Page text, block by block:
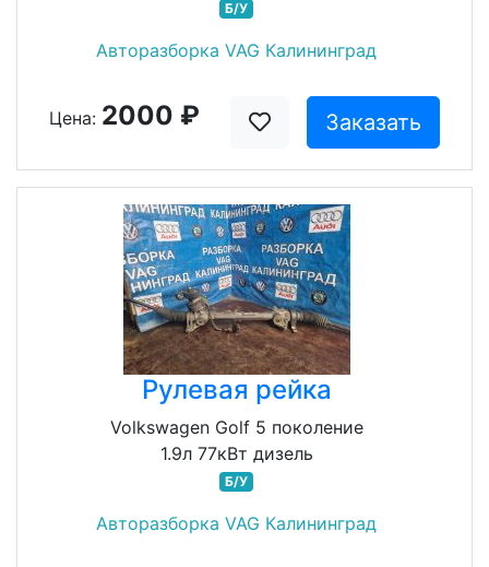
Б/У
Авторазборка VAG Калининград
Цена: 2000 ₽ Заказать
Рулевая рейка
Volkswagen Golf 5 поколение
1.9л 77кВт дизель
Б/У
Авторазборка VAG Калининград